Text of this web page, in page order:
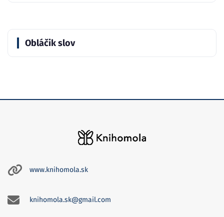
Obláčik slov
www.knihomola.sk
knihomola.sk@gmail.com